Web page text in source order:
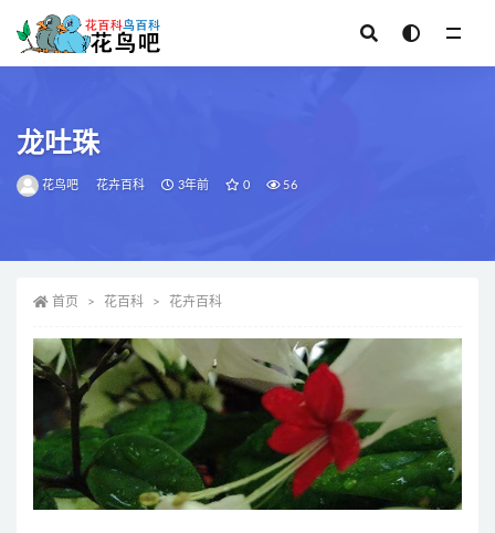
龙吐珠
花鸟吧 花卉百科 3年前 0 56
首页 花百科 花卉百科